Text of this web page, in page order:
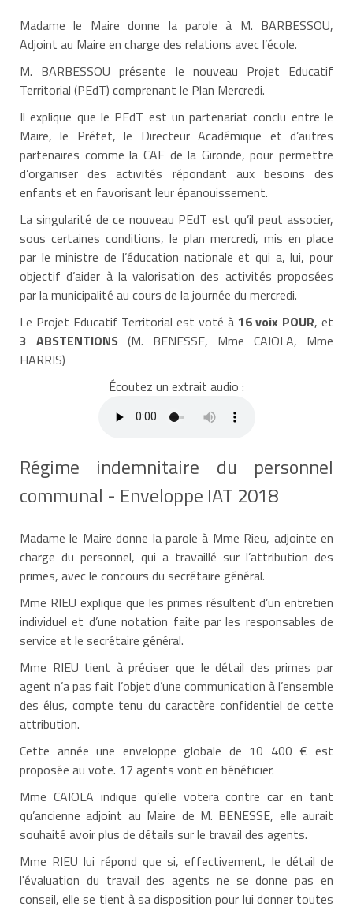
Madame le Maire donne la parole à M. BARBESSOU,
Adjoint au Maire en charge des relations avec l’école.
M. BARBESSOU présente le nouveau Projet Educatif
Territorial (PEdT) comprenant le Plan Mercredi.
Il explique que le PEdT est un partenariat conclu entre le
Maire, le Préfet, le Directeur Académique et d’autres
partenaires comme la CAF de la Gironde, pour permettre
d’organiser des activités répondant aux besoins des
enfants et en favorisant leur épanouissement.
La singularité de ce nouveau PEdT est qu’il peut associer,
sous certaines conditions, le plan mercredi, mis en place
par le ministre de l’éducation nationale et qui a, lui, pour
objectif d’aider à la valorisation des activités proposées
par la municipalité au cours de la journée du mercredi.
Le Projet Educatif Territorial est voté à16 voix POUR, et
3 ABSTENTIONS (M. BENESSE, Mme CAIOLA, Mme
HARRIS)
Écoutez un extrait audio :
Régime indemnitaire du personnel
communal - Enveloppe IAT 2018
Madame le Maire donne la parole à Mme Rieu, adjointe en
charge du personnel, qui a travaillé sur l’attribution des
primes, avec le concours du secrétaire général.
Mme RIEU explique que les primes résultent d’un entretien
individuel et d’une notation faite par les responsables de
service et le secrétaire général.
Mme RIEU tient à préciser que le détail des primes par
agent n’a pas fait l’objet d’une communication à l’ensemble
des élus, compte tenu du caractère confidentiel de cette
attribution.
Cette année une enveloppe globale de 10 400 € est
proposée au vote. 17 agents vont en bénéficier.
Mme CAIOLA indique qu’elle votera contre car en tant
qu’ancienne adjoint au Maire de M. BENESSE, elle aurait
souhaité avoir plus de détails sur le travail des agents.
Mme RIEU lui répond que si, effectivement, le détail de
l'évaluation du travail des agents ne se donne pas en
conseil, elle se tient à sa disposition pour lui donner toutes